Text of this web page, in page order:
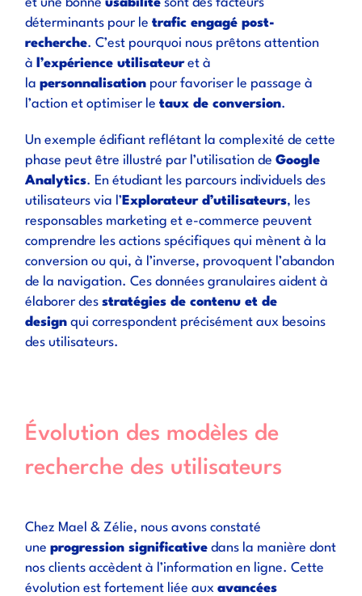
déterminants pour letrafic engagé post-
recherche. C’est pourquoi nous prêtons attention
à l’expérience utilisateuret à
lapersonnalisation pour favoriser le passage à
l’action et optimiser letaux de conversion.
Un exemple édifiant reflétant la complexité de cette
phase peut être illustré par l’utilisation deGoogle
Analytics. En étudiant les parcours individuels des
utilisateurs via l’ Explorateur d’utilisateurs, les
responsables marketing et e-commerce peuvent
comprendre les actions spécifiques qui mènent à la
conversion ou qui, à l’inverse, provoquent l’abandon
de la navigation. Ces données granulaires aident à
élaborer desstratégies de contenu et de
design qui correspondent précisément aux besoins
des utilisateurs.
Évolution des modèles de
recherche des utilisateurs
Chez Mael & Zélie, nous avons constaté
uneprogression significative dans la manière dont
nos clients accèdent à l’information en ligne. Cette
évolution est fortement liée auxavancées